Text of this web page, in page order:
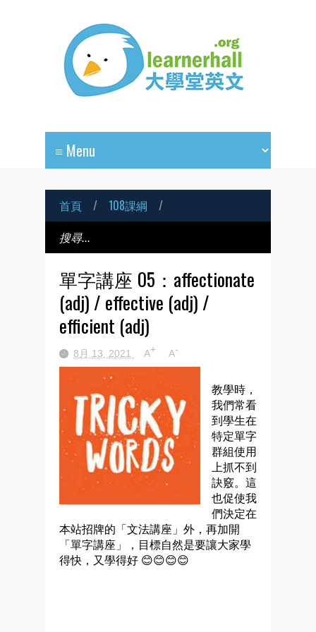
首頁 / 108課綱 /
單字講座 05：affectionate
(adj) / effective (adj) /
efficient (adj)
8月 13, 2021 A+ A-
教學時，
我們常看
到學生在
特定單字
群組使用
上抓不到
訣竅。這
也促使我
們決定在
本站招牌的「文法講座」外，再加開
「單字講座」，目標自然是要讓大家學
得快，又學得好 😊😊😊😊